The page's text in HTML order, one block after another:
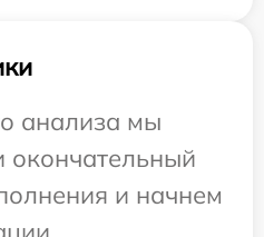
анализа мы
окончательный
и начнем